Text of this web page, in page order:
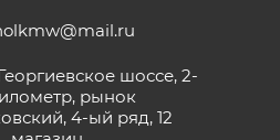
шоссе, 2-
рынок
4-ый ряд, 12